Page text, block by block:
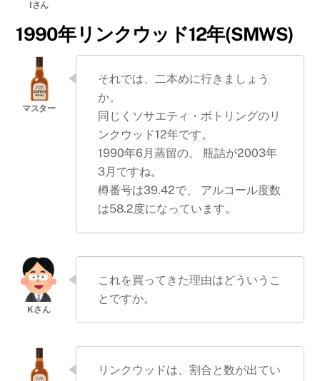
1990年リンクウッド12年(SMWS)
それでは、二本めに行きましょう
か。
同じくソサエティ・ボトリングのリ
ンクウッド12年です。
1990年6月蒸留の、 瓶詰が2003年
3月ですね。
樽番号は39.42で、 アルコール度数
は58.2度になっています。
これを買ってきた理由はどういうこ
とですか。
リンクウッドは、割合と数が出てい